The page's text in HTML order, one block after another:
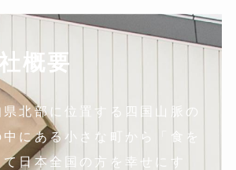
概要
県北部に位置する四国山脈の
中にある小さな町から「食を
て日本全国の方を幸せにす